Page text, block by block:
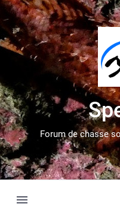
Forum de chasse